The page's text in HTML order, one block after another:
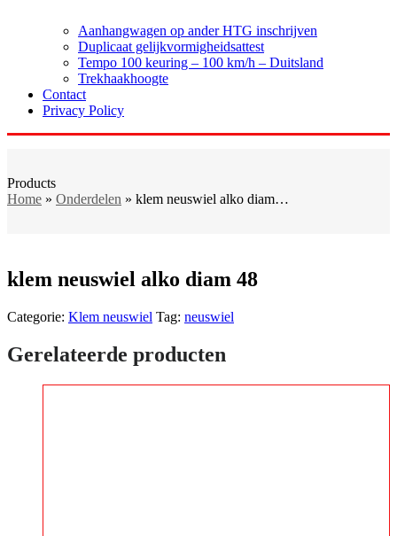
Aanhangwagen op ander HTG inschrijven
Duplicaat gelijkvormigheidsattest
Tempo 100 keuring – 100 km/h – Duitsland
Trekhaakhoogte
Contact
Privacy Policy
Products
Home » Onderdelen » klem neuswiel alko diam…
klem neuswiel alko diam 48
Categorie: Klem neuswiel Tag: neuswiel
Gerelateerde producten